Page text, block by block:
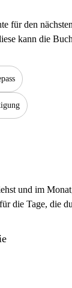
für den
kann die
und im
die Tage, die